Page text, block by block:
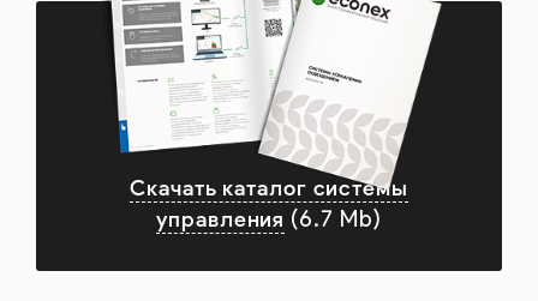
Скачать каталог системы
управления (6.7 Mb)